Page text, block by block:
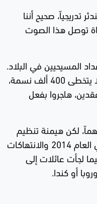
تدريجياً، صحيح أننا
توصل هذا الصوت
المسيحيين في البلاد.
لكن تقديرات تشير إلى أن عددهم لا يتخطى 400 ألف نسمة،
هاجروا بفعل
لكن هيمنة تنظيم
الدولة الاسلامية على المنطقة في العام 2014 والانتهاكات
لجأت عائلات إلى
أو كندا.